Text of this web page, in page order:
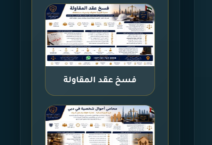
فسخ عقد المقاولة